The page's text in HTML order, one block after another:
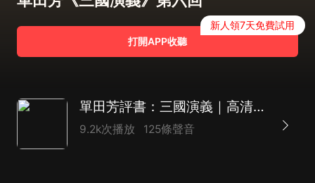
打開APP收聽
新人領7天免費試用
單田芳評書：三國演義｜高清母帶，80年代經典首版
9.2k次播放 125條聲音